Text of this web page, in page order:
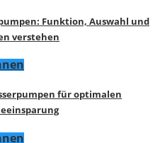
Funktion, Auswahl und
verstehen
für optimalen